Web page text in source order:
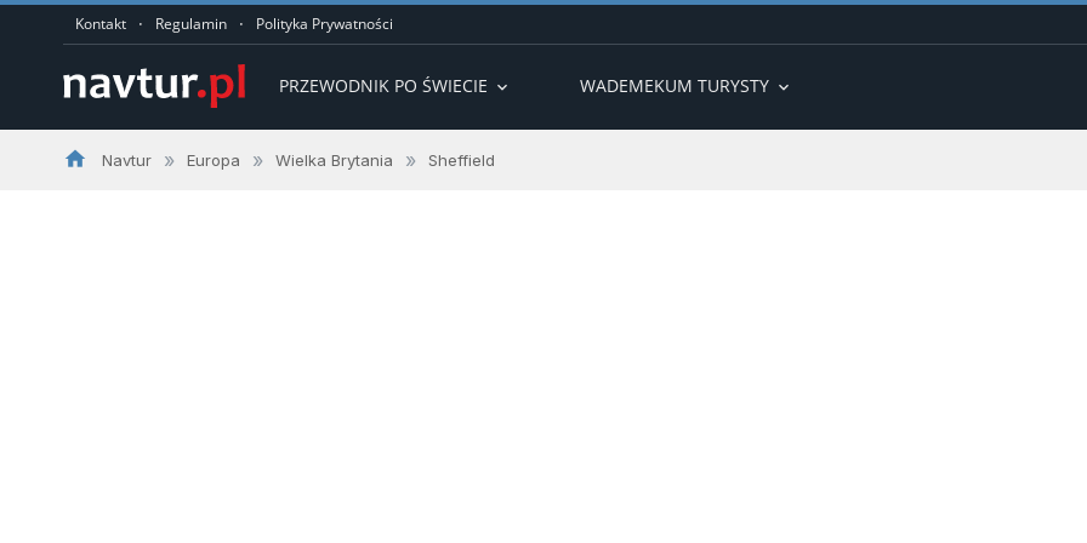
Kontakt · Regulamin · Polityka Prywatności
PRZEWODNIK PO ŚWIECIE expand_more WADEMEKUM TURYSTY expand_more
home Navtur » Europa » Wielka Brytania » Sheffield